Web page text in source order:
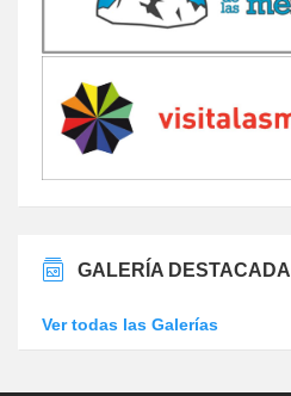
GALERÍA DESTACADA
Ver todas las Galerías